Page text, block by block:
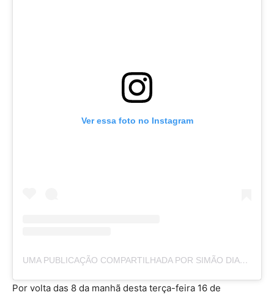
Ver essa foto no Instagram
UMA PUBLICAÇÃO COMPARTILHADA POR SIMÃO DIAS COMO EU VEJO (@SIMAODIASCOMOEUVEJO)
Por volta das 8 da manhã desta terça-feira 16 de